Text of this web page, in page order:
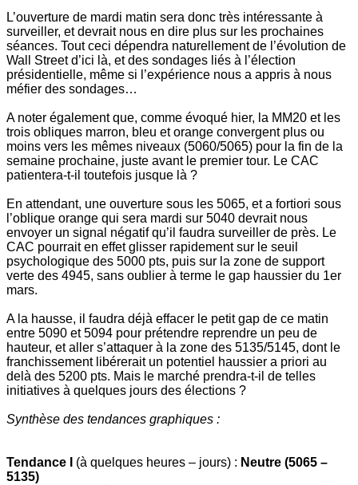
L’ouverture de mardi matin sera donc très intéressante à
surveiller, et devrait nous en dire plus sur les prochaines
séances. Tout ceci dépendra naturellement de l’évolution de
Wall Street d’ici là, et des sondages liés à l’élection
présidentielle, même si l’expérience nous a appris à nous
méfier des sondages…
A noter également que, comme évoqué hier, la MM20 et les
trois obliques marron, bleu et orange convergent plus ou
moins vers les mêmes niveaux (5060/5065) pour la fin de la
semaine prochaine, juste avant le premier tour. Le CAC
patientera-t-il toutefois jusque là ?
En attendant, une ouverture sous les 5065, et a fortiori sous
l’oblique orange qui sera mardi sur 5040 devrait nous
envoyer un signal négatif qu’il faudra surveiller de près. Le
CAC pourrait en effet glisser rapidement sur le seuil
psychologique des 5000 pts, puis sur la zone de support
verte des 4945, sans oublier à terme le gap haussier du 1er
mars.
A la hausse, il faudra déjà effacer le petit gap de ce matin
entre 5090 et 5094 pour prétendre reprendre un peu de
hauteur, et aller s’attaquer à la zone des 5135/5145, dont le
franchissement libérerait un potentiel haussier a priori au
delà des 5200 pts. Mais le marché prendra-t-il de telles
initiatives à quelques jours des élections ?
Synthèse des tendances graphiques :
Tendance I (à quelques heures – jours) : Neutre (5065 –
5135)